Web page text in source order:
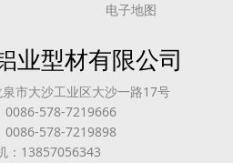
电子地图
业型材有限公司
市大沙工业区大沙一路17号
0086-578-7219666
0086-578-7219898
：13857056343